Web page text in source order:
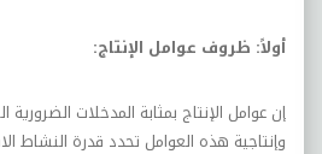
أولاً: ظروف عوامل الإنتاج:
إن عوامل الإنتاج بمثابة المدخلات
وإنتاجية هذه العوامل تحدد قدرة النشاط